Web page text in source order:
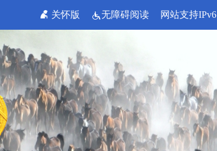
关怀版 无障碍阅读 网站支持IPv6